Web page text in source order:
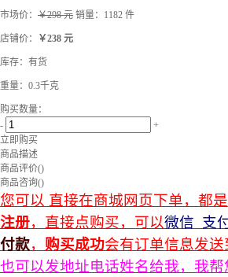
市场价： ￥298 元 销量：1182 件
店铺价： ￥238 元
库存： 有货
重量：0.3千克
购买数量：
-
+
立即购买
商品描述
商品评价()
商品咨询()
您可以 直接在商城网页下单，都是
注册，直接点购买，可以微信 支
付款， 购买成功会有订单信息发送
也可以发地址电话姓名给我，我帮